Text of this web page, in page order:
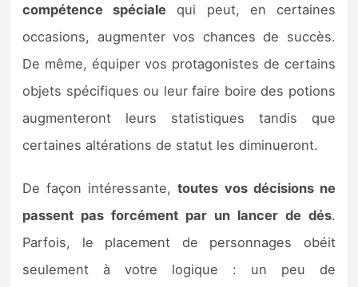
compétence spéciale qui peut, en certaines
occasions, augmenter vos chances de succès.
De même, équiper vos protagonistes de certains
objets spécifiques ou leur faire boire des potions
augmenteront leurs statistiques tandis que
certaines altérations de statut les diminueront.
De façon intéressante,toutes vos décisions ne
passent pas forcément par un lancer de dés.
Parfois, le placement de personnages obéit
seulement à votre logique : un peu de